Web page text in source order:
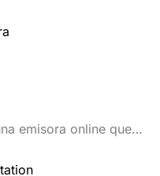
emisora online que
de viento y grupos